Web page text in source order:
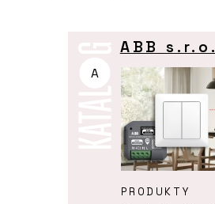
A
ABB s.r.o.
PRODUKTY